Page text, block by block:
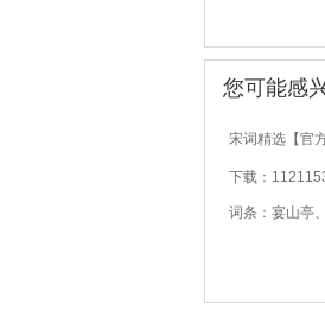
您可能感
宋词精选【官
下载：
词条：宴山亭